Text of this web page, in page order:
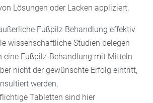
Lösungen oder Lacken appliziert.
Fußpilz Behandlung effektiv
wissenschaftliche Studien belegen
eine Fußpilz-Behandlung mit Mitteln
nicht der gewünschte Erfolg eintritt,
werden,
Tabletten sind hier